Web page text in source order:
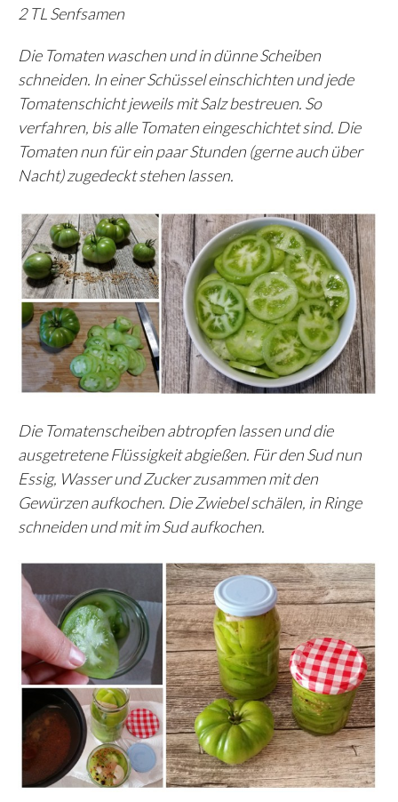
2 TL Senfsamen
Die Tomaten waschen und in dünne Scheiben
schneiden. In einer Schüssel einschichten und jede
Tomatenschicht jeweils mit Salz bestreuen. So
verfahren, bis alle Tomaten eingeschichtet sind. Die
Tomaten nun für ein paar Stunden (gerne auch über
Nacht) zugedeckt stehen lassen.
Die Tomatenscheiben abtropfen lassen und die
ausgetretene Flüssigkeit abgießen. Für den Sud nun
Essig, Wasser und Zucker zusammen mit den
Gewürzen aufkochen. Die Zwiebel schälen, in Ringe
schneiden und mit im Sud aufkochen.